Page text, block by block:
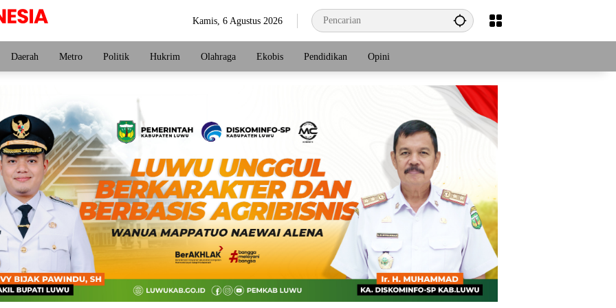
Kamis, 6 Agustus 2026
Daerah Metro Politik Hukrim Olahraga Ekobis Pendidikan Opini